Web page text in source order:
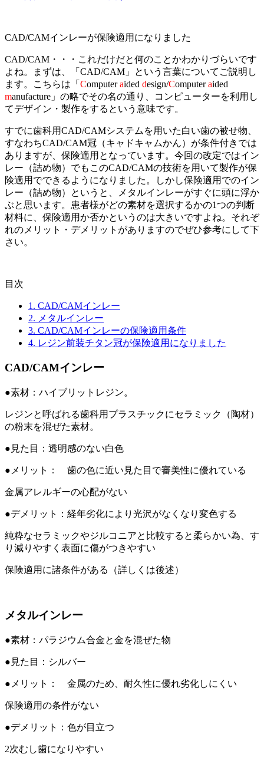
CAD/CAMインレーが保険適用になりました
CAD/CAM・・・これだけだと何のことかわかりづらいです
よね。まずは、「CAD/CAM」という言葉についてご説明し
ます。こちらは「 Computeraided design/Computeraided
manufacture」の略でその名の通り、コンピューターを利用し
てデザイン・製作をするという意味です。
すでに歯科用CAD/CAMシステムを用いた白い歯の被せ物、
すなわちCAD/CAM冠（キャドキャムかん）が条件付きでは
ありますが、保険適用となっています。今回の改定ではイン
レー（詰め物）でもこのCAD/CAMの技術を用いて製作が保
険適用でできるようになりました。しかし保険適用でのイン
レー（詰め物）というと、メタルインレーがすぐに頭に浮か
ぶと思います。患者様がどの素材を選択するかの1つの判断
材料に、保険適用か否かというのは大きいですよね。それぞ
れのメリット・デメリットがありますのでぜひ参考にして下
さい。
目次
1. CAD/CAMインレー
2. メタルインレー
3. CAD/CAMインレーの保険適用条件
4. レジン前装チタン冠が保険適用になりました
CAD/CAMインレー
●素材：ハイブリットレジン。
レジンと呼ばれる歯科用プラスチックにセラミック（陶材）
の粉末を混ぜた素材。
●見た目：透明感のない白色
●メリット： 歯の色に近い見た目で審美性に優れている
金属アレルギーの心配がない
●デメリット：経年劣化により光沢がなくなり変色する
純粋なセラミックやジルコニアと比較すると柔らかい為、す
り減りやすく表面に傷がつきやすい
保険適用に諸条件がある（詳しくは後述）
メタルインレー
●素材：パラジウム合金と金を混ぜた物
●見た目：シルバー
●メリット： 金属のため、耐久性に優れ劣化しにくい
保険適用の条件がない
●デメリット：色が目立つ
2次むし歯になりやすい